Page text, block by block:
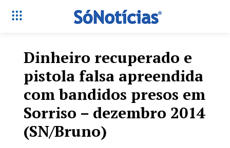
Dinheiro recuperado e
pistola falsa apreendida
com bandidos presos em
Sorriso – dezembro 2014
(SN/Bruno)